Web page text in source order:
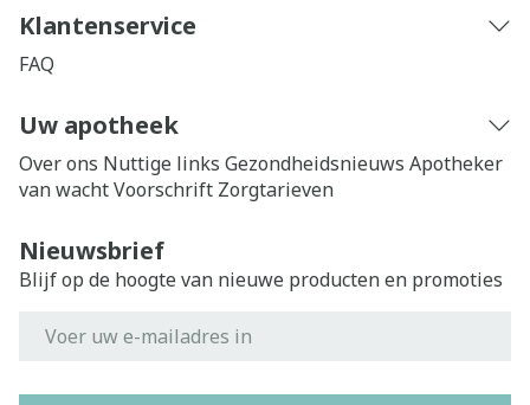
Klantenservice
FAQ
Uw apotheek
Over ons Nuttige links Gezondheidsnieuws Apotheker
van wachtVoorschrift Zorgtarieven
Nieuwsbrief
Blijf op de hoogte van nieuwe producten en promoties